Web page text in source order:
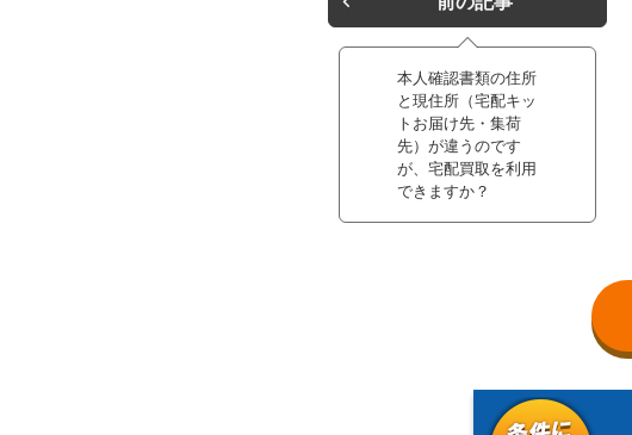
本人確認書類の住所
と現住所（宅配キッ
トお届け先・集荷
先）が違うのです
が、宅配買取を利用
できますか？